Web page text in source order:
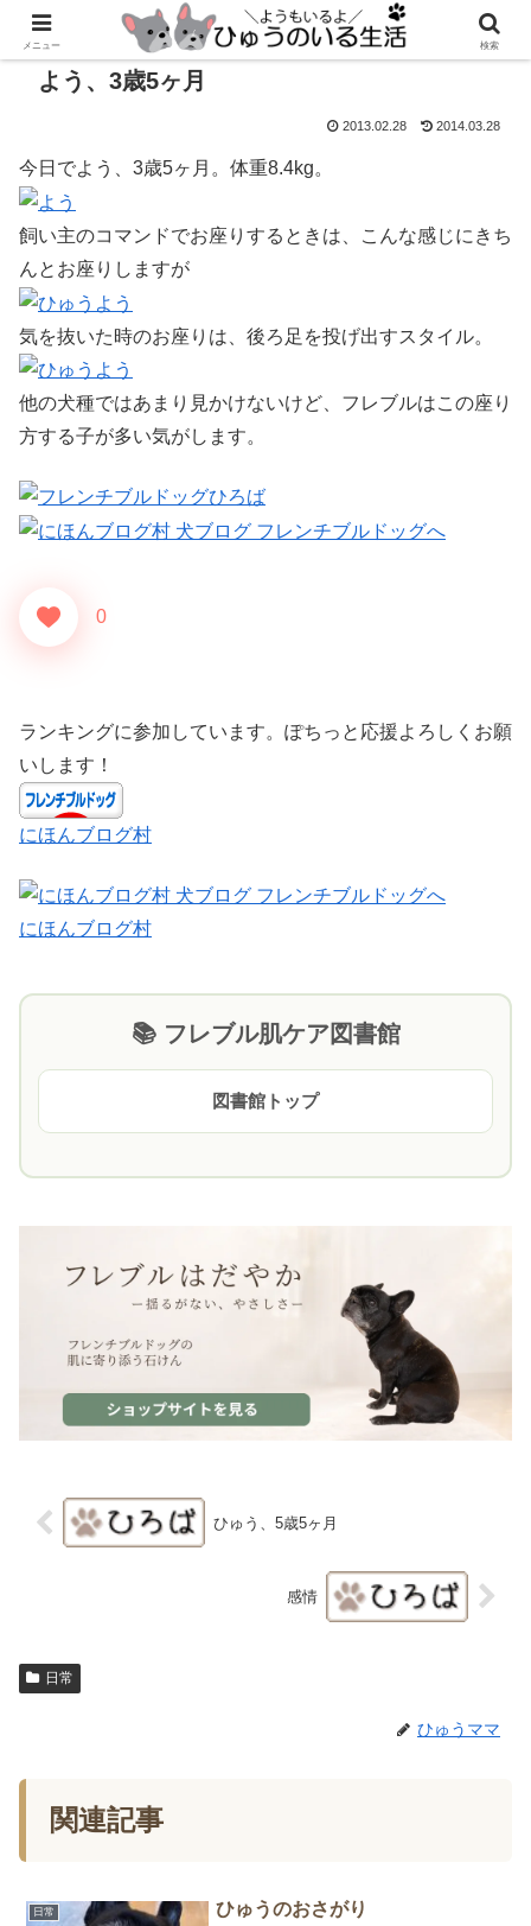
よう、3歳5ヶ月
2013.02.28 2014.03.28
今日でよう、3歳5ヶ月。体重8.4kg。
飼い主のコマンドでお座りするときは、こんな感じにきち
んとお座りしますが
気を抜いた時のお座りは、後ろ足を投げ出すスタイル。
他の犬種ではあまり見かけないけど、フレブルはこの座り
方する子が多い気がします。
0
ランキングに参加しています。ぽちっと応援よろしくお願
いします！
にほんブログ村
にほんブログ村
📚 フレブル肌ケア図書館
図書館トップ
ひゅう、5歳5ヶ月
感情
日常
ひゅうママ
関連記事
日常 ひゅうのおさがり
メニュー 検索